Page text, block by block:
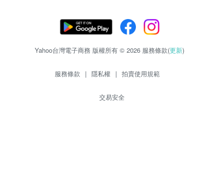
Yahoo台灣電子商務 版權所有 © 2026 服務條款(更新)
服務條款 | 隱私權 | 拍賣使用規範
交易安全